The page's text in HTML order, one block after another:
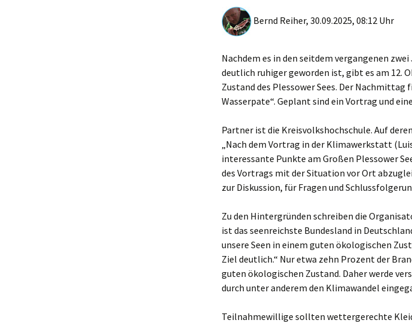
Bernd Reiher, 30.09.2025, 08:12 Uhr
Nachdem es in den seitdem vergangenen
deutlich ruhiger geworden ist, gibt es am 12.
Zustand des Plessower Sees. Der
Wasserpate“. Geplant sind ein Vortrag und
Partner ist die Kreisvolkshochschule. Auf
„Nach dem Vortrag in der Klimawerkstatt
interessante Punkte am Großen Plessower
des Vortrags mit der Situation vor Ort
zur Diskussion, für Fragen und
Zu den Hintergründen schreiben die
ist das seenreichste Bundesland in
unsere Seen in einem guten ökologischen
Ziel deutlich.“ Nur etwa zehn Prozent der
guten ökologischen Zustand. Daher werde
durch unter anderem den Klimawandel
Teilnahmewillige sollten wettergerechte